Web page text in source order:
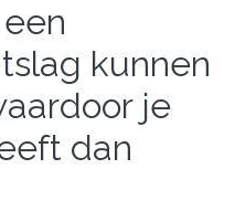
kunnen
je
dan